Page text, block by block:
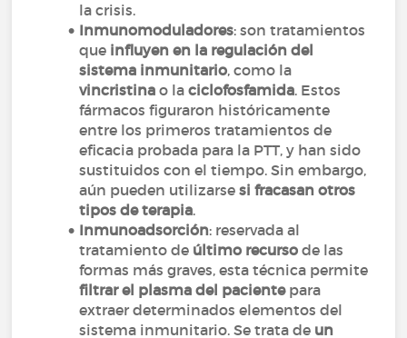
la crisis.
Inmunomoduladores: son tratamientos
que influyen en la regulación del
sistema inmunitario, como la
vincristinao laciclofosfamida. Estos
fármacos figuraron históricamente
entre los primeros tratamientos de
eficacia probada para la PTT, y han sido
sustituidos con el tiempo. Sin embargo,
aún pueden utilizarsesi fracasan otros
tipos de terapia.
Inmunoadsorción: reservada al
tratamiento de último recursode las
formas más graves, esta técnica permite
filtrar el plasma del paciente para
extraer determinados elementos del
sistema inmunitario. Se trata de un